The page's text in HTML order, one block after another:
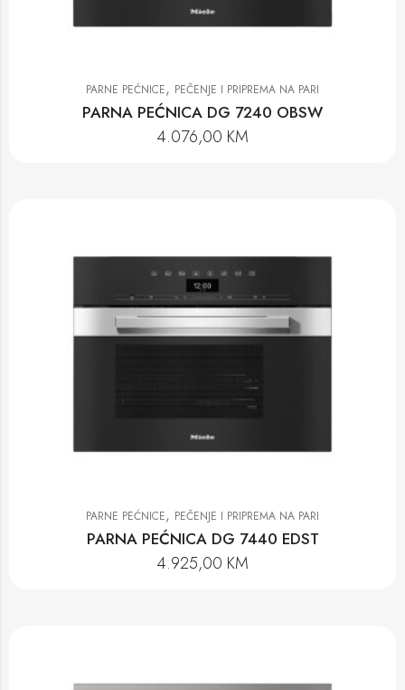
PARNE PEĆNICE, PEČENJE I PRIPREMA NA PARI
PARNA PEĆNICA DG 7240 OBSW
4.076,00 KM
PARNE PEĆNICE, PEČENJE I PRIPREMA NA PARI
PARNA PEĆNICA DG 7440 EDST
4.925,00 KM